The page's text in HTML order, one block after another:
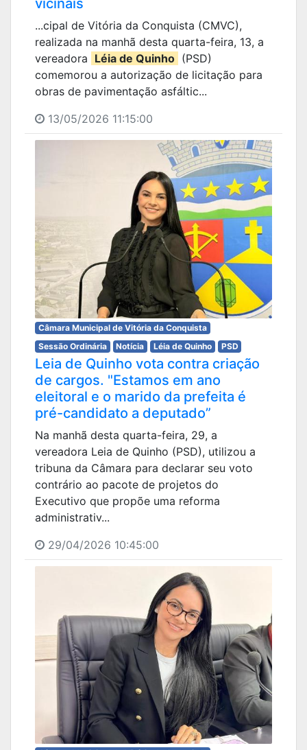
vicinais
...cipal de Vitória da Conquista (CMVC),
realizada na manhã desta quarta-feira, 13, a
vereadora Léia de Quinho (PSD)
comemorou a autorização de licitação para
obras de pavimentação asfáltic...
13/05/2026 11:15:00
Câmara Municipal de Vitória da Conquista
Sessão Ordinária
Notícia Léia de Quinho PSD
Leia de Quinho vota contra criação
de cargos. "Estamos em ano
eleitoral e o marido da prefeita é
pré-candidato a deputado”
Na manhã desta quarta-feira, 29, a
vereadora Leia de Quinho (PSD), utilizou a
tribuna da Câmara para declarar seu voto
contrário ao pacote de projetos do
Executivo que propõe uma reforma
administrativ...
29/04/2026 10:45:00